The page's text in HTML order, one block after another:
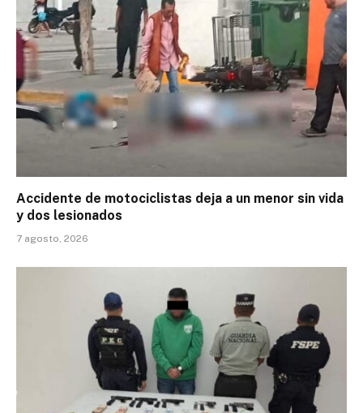
Accidente de motociclistas deja a un menor sin vida
y dos lesionados
7 agosto, 2026